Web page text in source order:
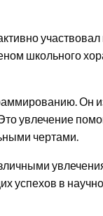
школьного
Он
увлечение
чертами.
успехов в